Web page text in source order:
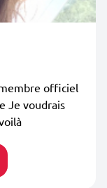
officiel
Je voudrais